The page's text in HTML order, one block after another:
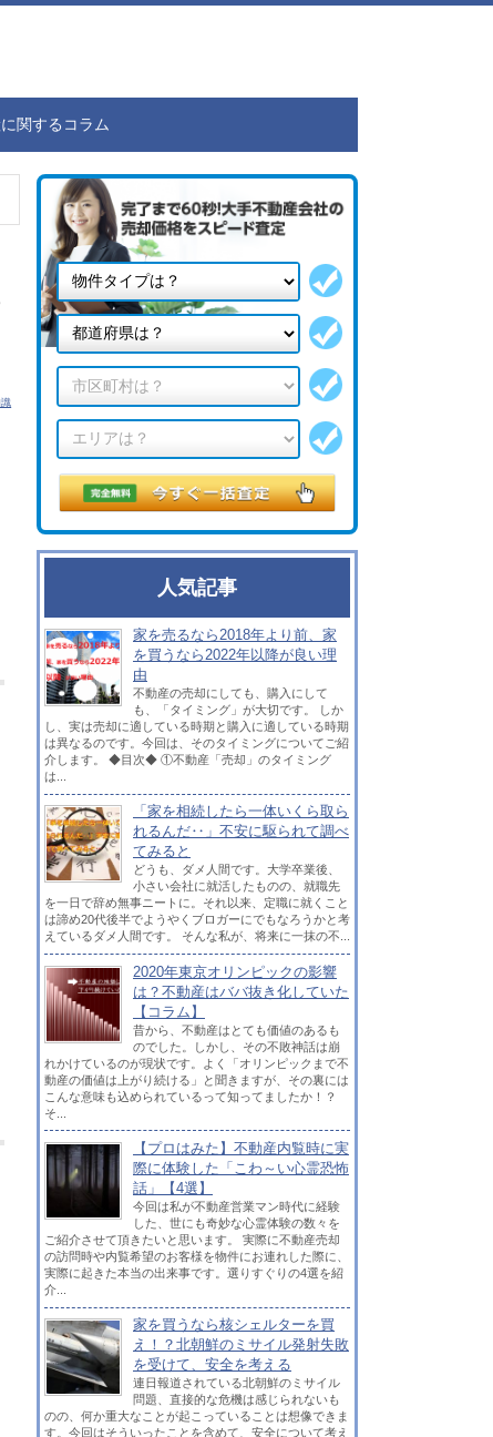
関するコラム
人気記事
家を売るなら2018年より前、家
を買うなら2022年以降が良い理
由
不動産の売却にしても、購入にして
も、「タイミング」が大切です。 しか
し、実は売却に適している時期と購入に適している時期
は異なるのです。今回は、そのタイミングについてご紹
介します。 ◆目次◆ ①不動産「売却」のタイミング
は...
「家を相続したら一体いくら取ら
れるんだ‥」不安に駆られて調べ
てみると
どうも、ダメ人間です。大学卒業後、
小さい会社に就活したものの、就職先
を一日で辞め無事ニートに。それ以来、定職に就くこと
は諦め20代後半でようやくブロガーにでもなろうかと考
えているダメ人間です。 そんな私が、将来に一抹の不...
2020年東京オリンピックの影響
は？不動産はババ抜き化していた
【コラム】
昔から、不動産はとても価値のあるも
のでした。しかし、その不敗神話は崩
れかけているのが現状です。よく「オリンピックまで不
動産の価値は上がり続ける」と聞きますが、その裏には
こんな意味も込められているって知ってましたか！？
そ...
【プロはみた】不動産内覧時に実
際に体験した「こわ～い心霊恐怖
話」【4選】
今回は私が不動産営業マン時代に経験
した、世にも奇妙な心霊体験の数々を
ご紹介させて頂きたいと思います。 実際に不動産売却
の訪問時や内覧希望のお客様を物件にお連れした際に、
実際に起きた本当の出来事です。選りすぐりの4選を紹
介...
家を買うなら核シェルターを買
え！？北朝鮮のミサイル発射失敗
を受けて、安全を考える
連日報道されている北朝鮮のミサイル
問題、直接的な危機は感じられないも
のの、何か重大なことが起こっていることは想像できま
す。今回はそういったことを含めて、安全について考え